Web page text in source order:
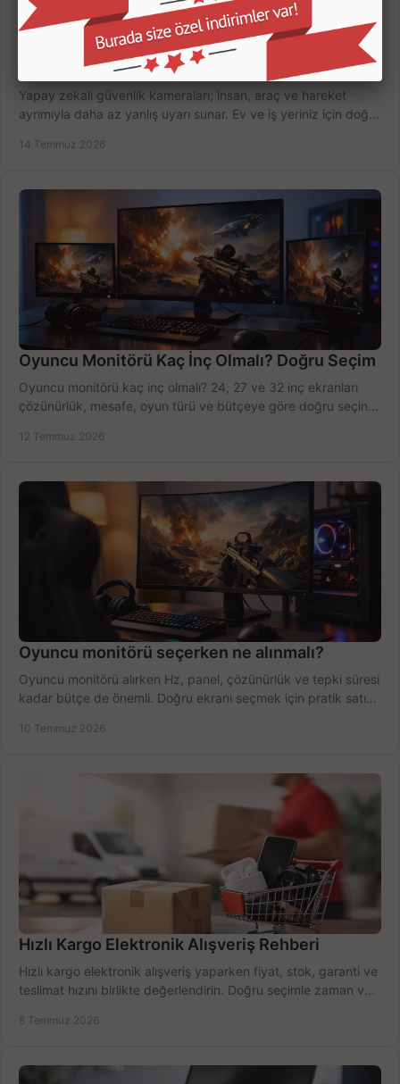
Yapay Zekalı Güvenlik Kameraları Nasıl Seçilir?
Yapay zekalı güvenlik kameraları; insan, araç ve hareket
ayrımıyla daha az yanlış uyarı sunar. Ev ve iş yeriniz için doğru
14 Temmuz 2026
Oyuncu Monitörü Kaç İnç Olmalı? Doğru Seçim
Oyuncu monitörü kaç inç olmalı? 24, 27 ve 32 inç ekranları
çözünürlük, mesafe, oyun türü ve bütçeye göre doğru seçin,
12 Temmuz 2026
Oyuncu monitörü seçerken ne alınmalı?
Oyuncu monitörü alırken Hz, panel, çözünürlük ve tepki süresi
kadar bütçe de önemli. Doğru ekranı seçmek için pratik satın
10 Temmuz 2026
Hızlı Kargo Elektronik Alışveriş Rehberi
Hızlı kargo elektronik alışveriş yaparken fiyat, stok, garanti ve
teslimat hızını birlikte değerlendirin. Doğru seçimle zaman ve
8 Temmuz 2026